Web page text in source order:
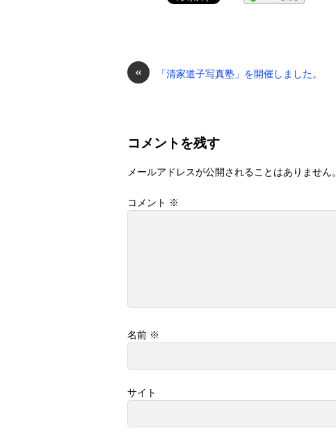
« 「清家道子写真塾」を開催しました。
コメントを残す
メールアドレスが公開されることはありません。
コメント ※
名前 ※
サイト